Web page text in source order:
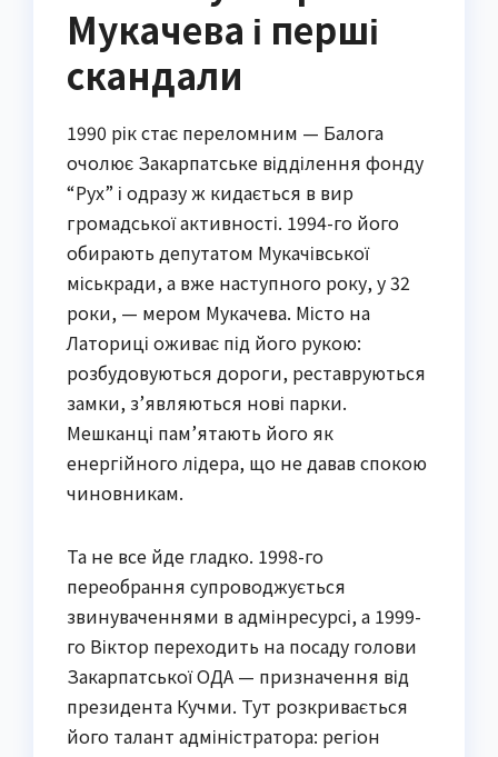
Мукачева і перші
скандали
1990 рік стає переломним — Балога
очолює Закарпатське відділення фонду
“Рух” і одразу ж кидається в вир
громадської активності. 1994-го його
обирають депутатом Мукачівської
міськради, а вже наступного року, у 32
роки, — мером Мукачева. Місто на
Латориці оживає під його рукою:
розбудовуються дороги, реставруються
замки, з’являються нові парки.
Мешканці пам’ятають його як
енергійного лідера, що не давав спокою
чиновникам.
Та не все йде гладко. 1998-го
переобрання супроводжується
звинуваченнями в адмінресурсі, а 1999-
го Віктор переходить на посаду голови
Закарпатської ОДА — призначення від
президента Кучми. Тут розкривається
його талант адміністратора: регіон